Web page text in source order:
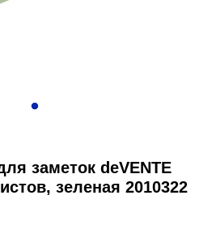
заметок deVENTE
зеленая 2010322